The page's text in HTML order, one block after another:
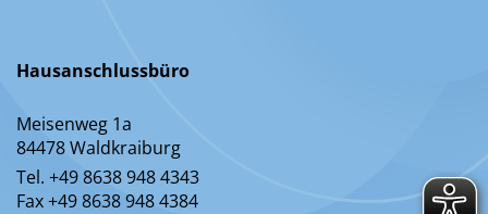
Hausanschlussbüro
Meisenweg 1a
84478 Waldkraiburg
Tel. +49 8638 948 4343
Fax +49 8638 948 4384